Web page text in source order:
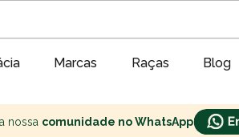
Marcas Raças Blog
nossa comunidade no WhatsApp